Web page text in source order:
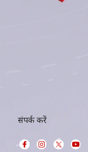
संपर्क करें